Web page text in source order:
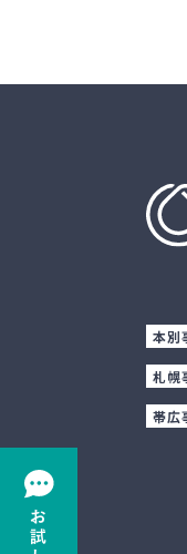
本別
札幌
帯広